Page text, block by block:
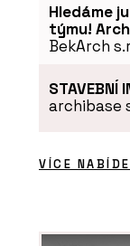
Hledáme
týmu!
BekArch
STAVEBNÍ
archibase
VÍCE